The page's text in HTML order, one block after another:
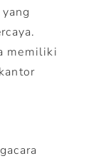
memiliki